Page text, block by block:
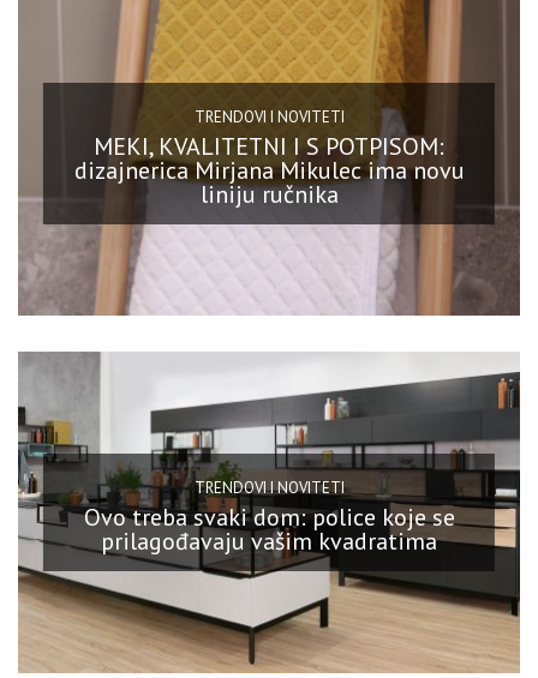
TRENDOVI I NOVITETI
MEKI, KVALITETNI I S POTPISOM:
dizajnerica Mirjana Mikulec ima novu
liniju ručnika
TRENDOVI I NOVITETI
Ovo treba svaki dom: police koje se
prilagođavaju vašim kvadratima